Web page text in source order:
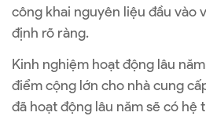
công khai nguyên liệu đầu vào
định rõ ràng.
Kinh nghiệm hoạt động lâu
điểm cộng lớn cho nhà cung
đã hoạt động lâu năm sẽ có hệ